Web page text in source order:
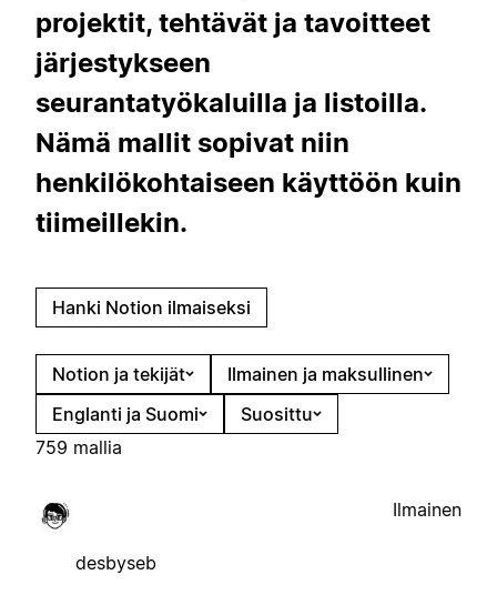
projektit, tehtävät ja tavoitteet
järjestykseen
seurantatyökaluilla ja listoilla.
Nämä mallit sopivat niin
henkilökohtaiseen käyttöön kuin
tiimeillekin.
Hanki Notion ilmaiseksi
Notion ja tekijät
Ilmainen ja maksullinen
Englanti ja Suomi
Suosittu
759 mallia
desbyseb
Ilmainen